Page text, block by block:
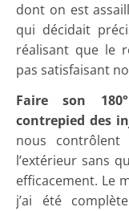
dont on est
qui décidait
réalisant que le
pas satisfaisant
Faire son
contrepied des
nous
l’extérieur sans
efficacement. Le
j’ai été